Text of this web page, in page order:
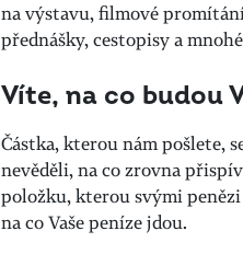
na výstavu, filmové
přednášky, cestopisy a
Víte, na co budou
Částka, kterou nám pošlete,
nevěděli, na co zrovna
položku, kterou svými
na co Vaše peníze jdou.